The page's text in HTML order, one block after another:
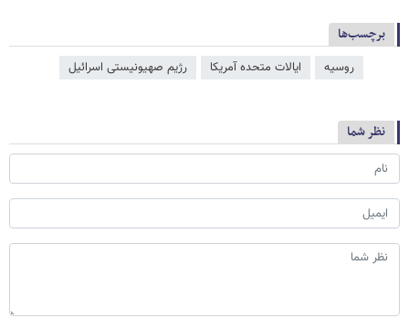
برچسب‌ها
روسیه ایالات متحده آمریکا رژیم صهیونیستی اسرائیل
نظر شما